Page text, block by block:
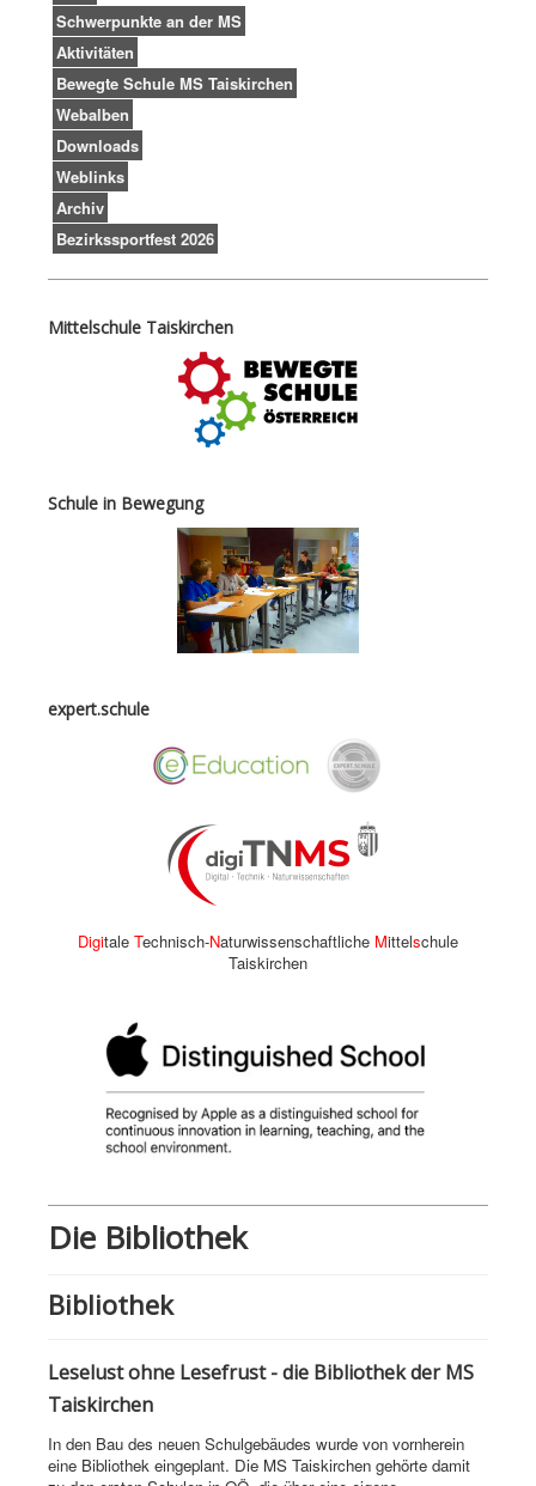
Schwerpunkte an der MS
Aktivitäten
Bewegte Schule MS Taiskirchen
Webalben
Downloads
Weblinks
Archiv
Bezirkssportfest 2026
Mittelschule Taiskirchen
Schule in Bewegung
expert.schule
Digitale Technisch-Naturwissenschaftliche Mittelschule
Taiskirchen
Die Bibliothek
Bibliothek
Leselust ohne Lesefrust - die Bibliothek der MS
Taiskirchen
In den Bau des neuen Schulgebäudes wurde von vornherein
eine Bibliothek eingeplant. Die MS Taiskirchen gehörte damit